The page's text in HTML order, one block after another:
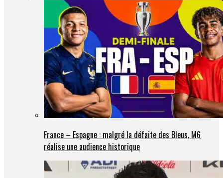
France – Espagne : malgré la défaite des Bleus, M6
réalise une audience historique